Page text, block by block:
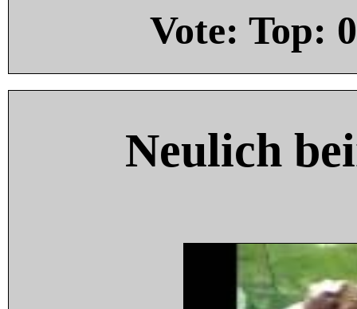
Vote: Top: 0
Neulich